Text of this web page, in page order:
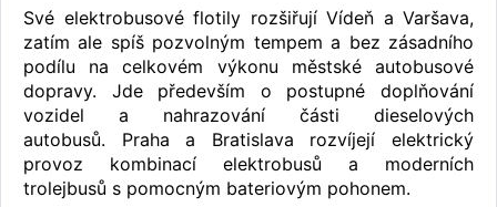
Své elektrobusové flotily rozšiřují Vídeň a Varšava,
zatím ale spíš pozvolným tempem a bez zásadního
podílu na celkovém výkonu městské autobusové
dopravy. Jde především o postupné doplňování
vozidel a nahrazování části dieselových
autobusů. Praha a Bratislava rozvíjejí elektrický
provoz kombinací elektrobusů a moderních
trolejbusů s pomocným bateriovým pohonem.